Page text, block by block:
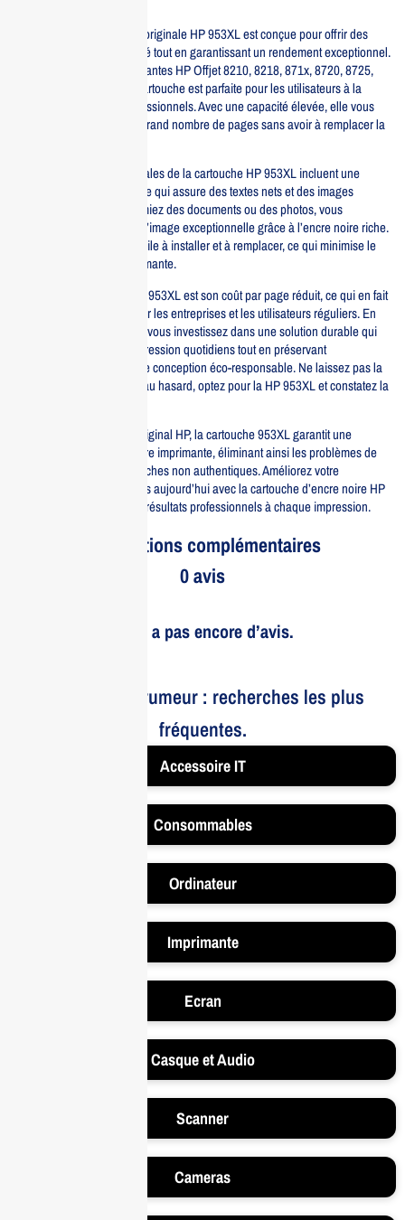
La cartouche d’encre noire originale HP 953XL est conçue pour offrir des
impressions de haute qualité tout en garantissant un rendement exceptionnel.
Compatible avec les imprimantes HP Offjet 8210, 8218, 871x, 8720, 8725,
8730, 8740 et 8745, cette cartouche est parfaite pour les utilisateurs à la
recherche de résultats professionnels. Avec une capacité élevée, elle vous
permet d’imprimer un plus grand nombre de pages sans avoir à remplacer la
Les caractéristiques principales de la cartouche HP 953XL incluent une
technologie d’encre avancée qui assure des textes nets et des images
éclatantes. Que vous imprimiez des documents ou des photos, vous
bénéficierez d’une qualité d’image exceptionnelle grâce à l’encre noire riche.
De plus, la cartouche est facile à installer et à remplacer, ce qui minimise le
temps d’arrêt de votre imprimante.
Un autre avantage de la HP 953XL est son coût par page réduit, ce qui en fait
une option économique pour les entreprises et les utilisateurs réguliers. En
choisissant cette cartouche, vous investissez dans une solution durable qui
répond à vos besoins d’impression quotidiens tout en préservant
l’environnement grâce à une conception éco-responsable. Ne laissez pas la
qualité de vos impressions au hasard, optez pour la HP 953XL et constatez la
Enfin, en tant que produit original HP, la cartouche 953XL garantit une
compatibilité totale avec votre imprimante, éliminant ainsi les problèmes de
performance liés aux cartouches non authentiques. Améliorez votre
expérience d’impression dès aujourd’hui avec la cartouche d’encre noire HP
953XL et assurez-vous des résultats professionnels à chaque impression.
Informations complémentaires
0 avis
Il n’y a pas encore d’avis.
Le bruit et la rumeur : recherches les plus
fréquentes.
Accessoire IT
Consommables
Ordinateur
Imprimante
Ecran
Casque et Audio
Scanner
Cameras